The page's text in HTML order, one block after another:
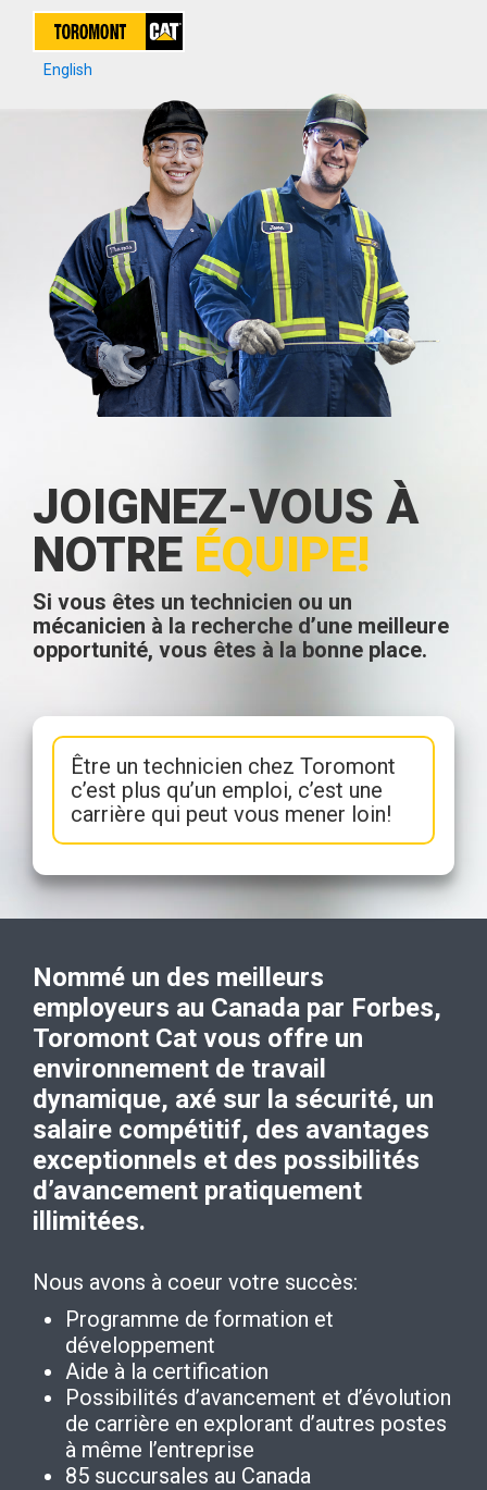
English
JOIGNEZ-VOUS À
NOTRE ÉQUIPE!
Si vous êtes un technicien ou un
mécanicien à la recherche d’une meilleure
opportunité, vous êtes à la bonne place.
Être un technicien chez Toromont
c’est plus qu’un emploi, c’est une
carrière qui peut vous mener loin!
Nommé un des meilleurs
employeurs au Canada par Forbes,
Toromont Cat vous offre un
environnement de travail
dynamique, axé sur la sécurité, un
salaire compétitif, des avantages
exceptionnels et des possibilités
d’avancement pratiquement
illimitées.
Nous avons à coeur votre succès:
Programme de formation et
développement
Aide à la certification
Possibilités d’avancement et d’évolution
de carrière en explorant d’autres postes
à même l’entreprise
85 succursales au Canada